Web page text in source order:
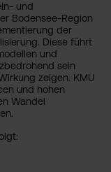
und
Bodensee-Region
der
Diese führt
und
sein
zeigen. KMU
und hohen
Wandel